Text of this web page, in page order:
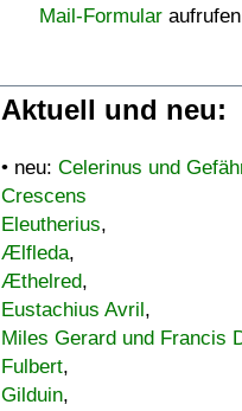
Mail-Formular
Aktuell und neu:
• neu: Celerinus und
Crescens
Eleutherius,
Ælfleda,
Æthelred,
Eustachius Avril,
Miles Gerard und Francis
Fulbert,
Gilduin,